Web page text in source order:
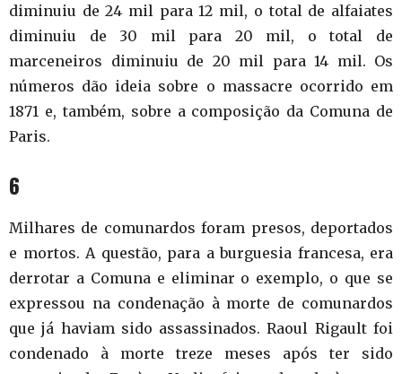
diminuiu de 24 mil para 12 mil, o total de alfaiates
diminuiu de 30 mil para 20 mil, o total de
marceneiros diminuiu de 20 mil para 14 mil. Os
números dão ideia sobre o massacre ocorrido em
1871 e, também, sobre a composição da Comuna de
Paris.
6
Milhares de comunardos foram presos, deportados
e mortos. A questão, para a burguesia francesa, era
derrotar a Comuna e eliminar o exemplo, o que se
expressou na condenação à morte de comunardos
que já haviam sido assassinados. Raoul Rigault foi
condenado à morte treze meses após ter sido